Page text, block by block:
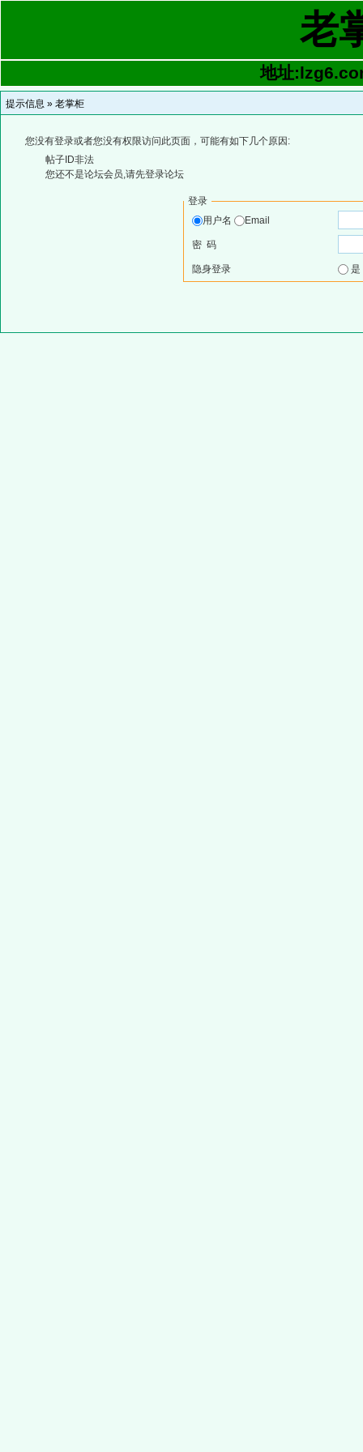
老
地址
提示信息 » 老掌柜
您没有登录或者您没有权限访问此页面，可能有如下几个原因:
帖子ID非法
您还不是论坛会员,请先登录论坛
登录
用户名
Email
密 码
隐身登录